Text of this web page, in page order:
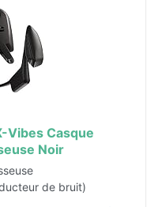
Vibes Casque
Noir
de bruit)